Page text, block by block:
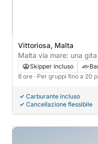
Vittoriosa, Malta
Malta via mare: una
un'intera giornata
Skipper incluso
8 ore · Per gruppi fino a 20
Carburante incluso
Cancellazione flessibile